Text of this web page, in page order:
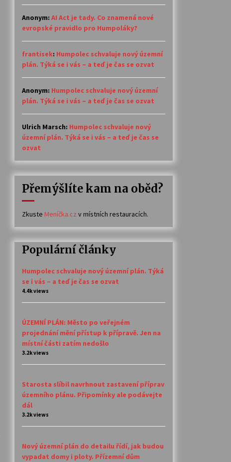
Anonym: AI Act je tady. Co znamená nové
evropské pravidlo pro Humpoláky?
frantisek: Humpolec schvaluje nový územní
plán. Týká se i vás – a teď je čas se ozvat
Anonym: Humpolec schvaluje nový územní
plán. Týká se i vás – a teď je čas se ozvat
Ulrich Marsch: Humpolec schvaluje nový
územní plán. Týká se i vás – a teď je čas se
ozvat
Přemýšlíte kam na oběd?
Zkuste Meníčka.cz v místních restauracích.
Populární články
Humpolec schvaluje nový územní plán. Týká
se i vás – a teď je čas se ozvat
4.4k views
ÚZEMNÍ PLÁN: Město po veřejném
projednání mění přístup k přípravě. Jen na
místní části zatím nedošlo
3.2k views
Starosta slíbil navrhnout zastavení příprav
územního plánu. Připomínky ale podávejte
dál
3.2k views
Nový územní plán do detailu řídí, jak budou
vypadat domy i ploty. Přízemní dům